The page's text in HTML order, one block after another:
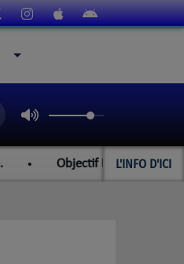
L'INFO D'ICI
Objectif Paraguay et les